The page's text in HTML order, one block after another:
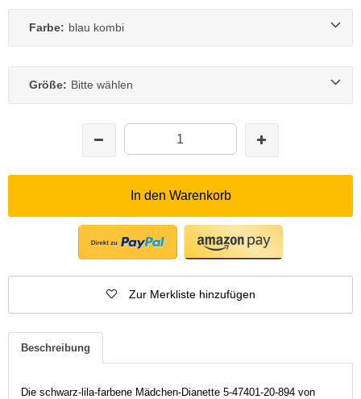
Farbe: blau kombi
Größe: Bitte wählen
In den Warenkorb
Zur Merkliste hinzufügen
Beschreibung
Die schwarz-lila-farbene Mädchen-Dianette 5-47401-20-894 von